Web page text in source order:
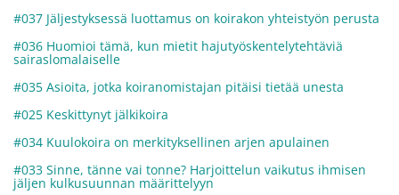
#037 Jäljestyksessä luottamus on koirakon yhteistyön perusta
#036 Huomioi tämä, kun mietit hajutyöskentelytehtäviä
sairaslomalaiselle
#035 Asioita, jotka koiranomistajan pitäisi tietää unesta
#025 Keskittynyt jälkikoira
#034 Kuulokoira on merkityksellinen arjen apulainen
#033 Sinne, tänne vai tonne? Harjoittelun vaikutus ihmisen
jäljen kulkusuunnan määrittelyyn